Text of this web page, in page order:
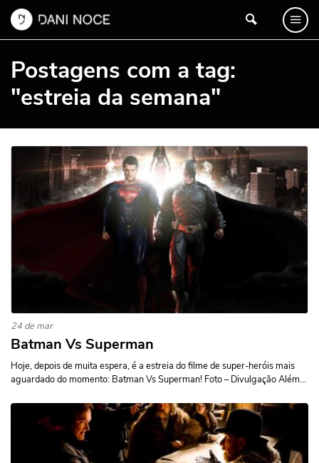
Postagens com a tag:
"estreia da semana"
24 de mar
Batman Vs Superman
Hoje, depois de muita espera, é a estreia do filme de super-heróis mais
aguardado do momento: Batman Vs Superman! Foto – Divulgação Além...